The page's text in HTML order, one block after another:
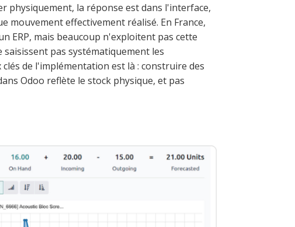
physiquement, la réponse est dans l'interface,
mouvement effectivement réalisé. En France,
ERP, mais beaucoup n'exploitent pas cette
saisissent pas systématiquement les
de l'implémentation est là : construire des
Odoo reflète le stock physique, et pas